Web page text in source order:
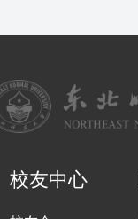
校友中心